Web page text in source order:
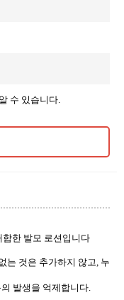
수 있습니다.
한 발모 로션입니다
는 것은 추가하지 않고, 누
발생을 억제합니다.